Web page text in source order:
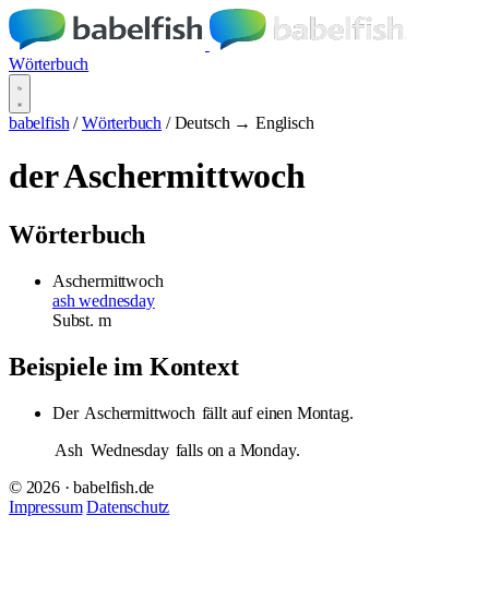
Wörterbuch
babelfish / Wörterbuch / Deutsch → Englisch
der Aschermittwoch
Wörterbuch
Aschermittwoch
ash wednesday
Subst. m
Beispiele im Kontext
Der Aschermittwoch fällt auf einen Montag.
Ash Wednesday falls on a Monday.
© 2026 · babelfish.de
Impressum Datenschutz